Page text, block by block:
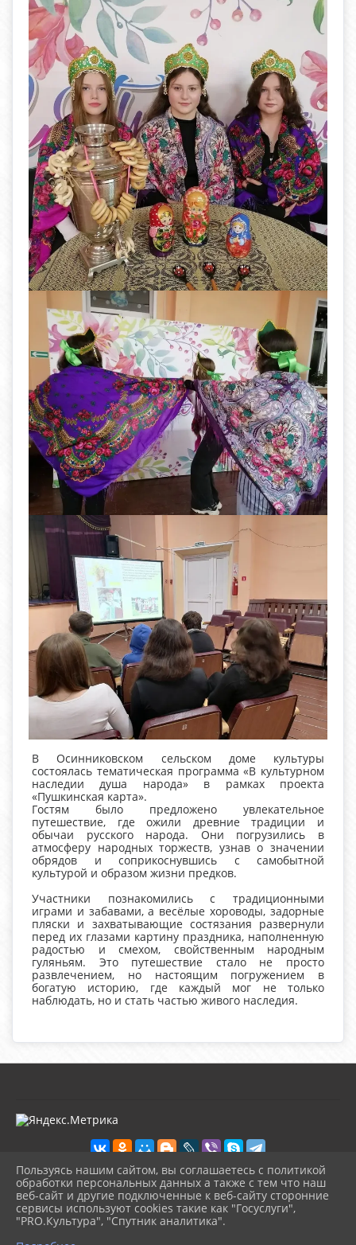
В Осинниковском сельском доме культуры
состоялась тематическая программа «В культурном
наследии душа народа» в рамках проекта
«Пушкинская карта».
Гостям было предложено увлекательное
путешествие, где ожили древние традиции и
обычаи русского народа. Они погрузились в
атмосферу народных торжеств, узнав о значении
обрядов и соприкоснувшись с самобытной
культурой и образом жизни предков.
Участники познакомились с традиционными
играми и забавами, а весёлые хороводы, задорные
пляски и захватывающие состязания развернули
перед их глазами картину праздника, наполненную
радостью и смехом, свойственным народным
гуляньям. Это путешествие стало не просто
развлечением, но настоящим погружением в
богатую историю, где каждый мог не только
наблюдать, но и стать частью живого наследия.
2026 г. kultura-uvat.ru
Вход
Карта сайта
Политика обработки персональных данных
Пользуясь нашим сайтом, вы соглашаетесь с политикой
обработки персональных данных а также с тем что наш
веб-сайт и другие подключенные к веб-сайту сторонние
сервисы используют cookies такие как "Госуслуги",
"PRO.Культура", "Спутник аналитика".